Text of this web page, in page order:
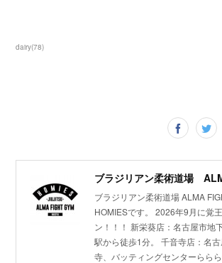
dairy(78)
ブラジリアン柔術道場 ALMA
HOMIESです。 2026年9月に覚
ン！！！ 新栄葵店：名古屋市地
駅から徒歩1分。 千音寺店：名
寺、バッティングセンターららら